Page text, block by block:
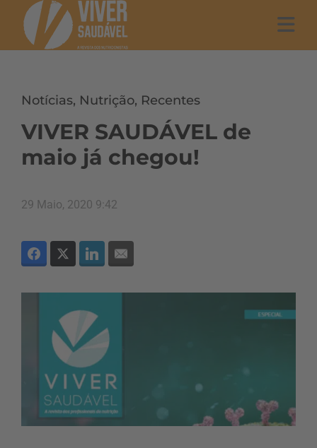
Notícias, Nutrição, Recentes
VIVER SAUDÁVEL de
maio já chegou!
29 Maio, 2020 9:42